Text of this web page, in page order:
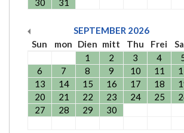
30
31
SEPTEMBER 2026
Sun
mon Dien mitt Thu Frei
1
2 3 4
6
7 8 9 10 11
13
14 15 16 17 18
20
21 22 23 24 25
27
28 29 30